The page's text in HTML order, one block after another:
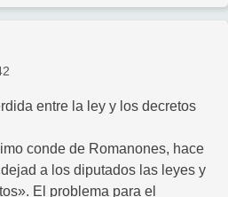
entre la ley y los decretos
conde de Romanones, hace
a los diputados las leyes y
El problema para el